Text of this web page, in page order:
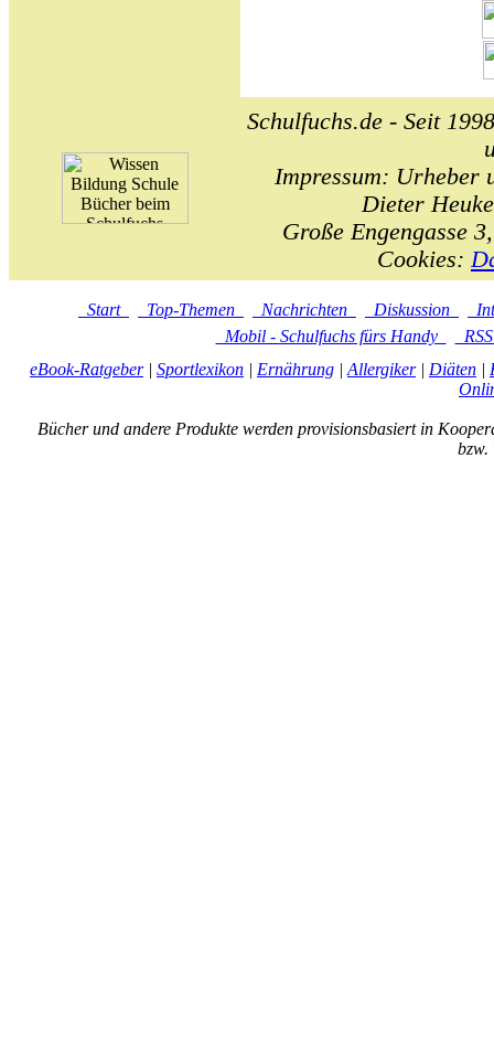
Schulfuchs.de - Seit
Impressum: Urheber
Dieter
Große Engengasse
Cookies:
Start Top-Themen Nachrichten Diskussion
Mobil - Schulfuchs fürs Handy
eBook-Ratgeber| Sportlexikon | Ernährung | Allergiker| Diäten |
Bücher und andere Produkte werden provisionsbasiert in
bzw.